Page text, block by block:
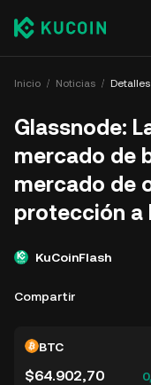
Inicio Noticias Detalles
Glassnode:
mercado de
mercado de
protección a
KuCoinFlash
Compartir
BTC
$64.902,70